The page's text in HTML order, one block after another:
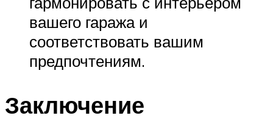
вашего гаража и
соответствовать вашим
предпочтениям.
Заключение